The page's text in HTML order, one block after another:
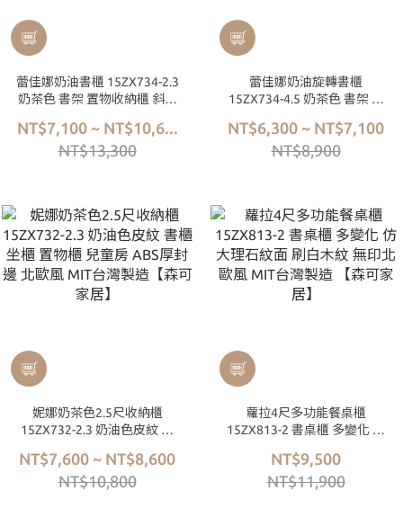
蕾佳娜奶油書櫃 15ZX734-2.3
奶茶色 書架 置物收納櫃 斜把
MIT台灣製造 【森可家居】
NT$7,100 ~ NT$10,6...
NT$13,300
蕾佳娜奶油旋轉書櫃
15ZX734-4.5 奶茶色 書架 置
MIT台灣製造 【森可家居】
NT$6,300 ~ NT$7,100
NT$8,900
妮娜奶茶色2.5尺收納櫃
15ZX732-2.3 奶油色皮紋 書
封邊 北歐風 MIT台灣製造
【森可家居】
NT$7,600 ~ NT$8,600
NT$10,800
蘿拉4尺多功能餐桌櫃
15ZX813-2 書桌櫃 多變化 仿
歐風 MIT台灣製造 【森可家
居】
NT$9,500
NT$11,900